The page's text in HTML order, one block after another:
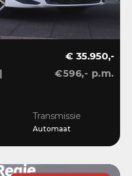
€ 35.950,-
€596,- p.m.
Transmissie
Automaat